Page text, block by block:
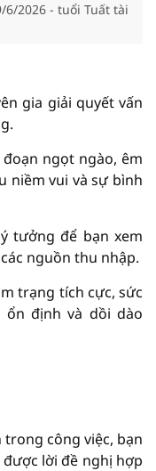
6/2026 - tuổi Tuất tài
gia giải quyết vấn
ngọt ngào, êm
niềm vui và sự bình
tưởng để bạn xem
nguồn thu nhập.
trạng tích cực, sức
ổn định và dồi dào
công việc, bạn
lời đề nghị hợp